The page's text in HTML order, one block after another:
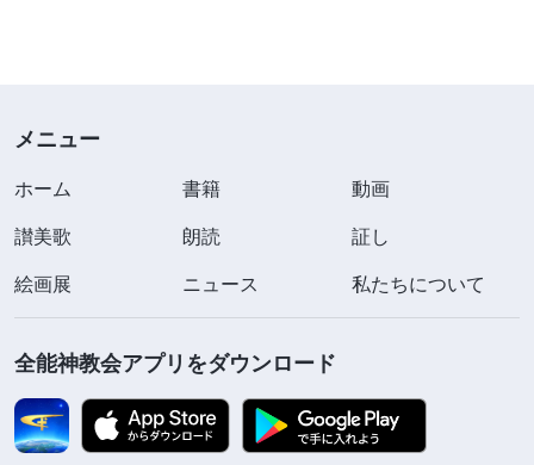
メニュー
ホーム 書籍
動画
讃美歌
朗読
証し
絵画展
ニュース 私たちについて
全能神教会アプリをダウンロード